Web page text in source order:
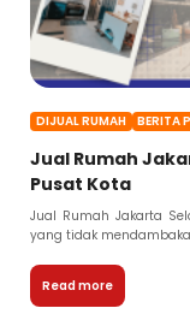
DIJUAL RUMAH BERITA
Jual Rumah
Pusat Kota
Jual Rumah Jakarta
yang tidak
Read more